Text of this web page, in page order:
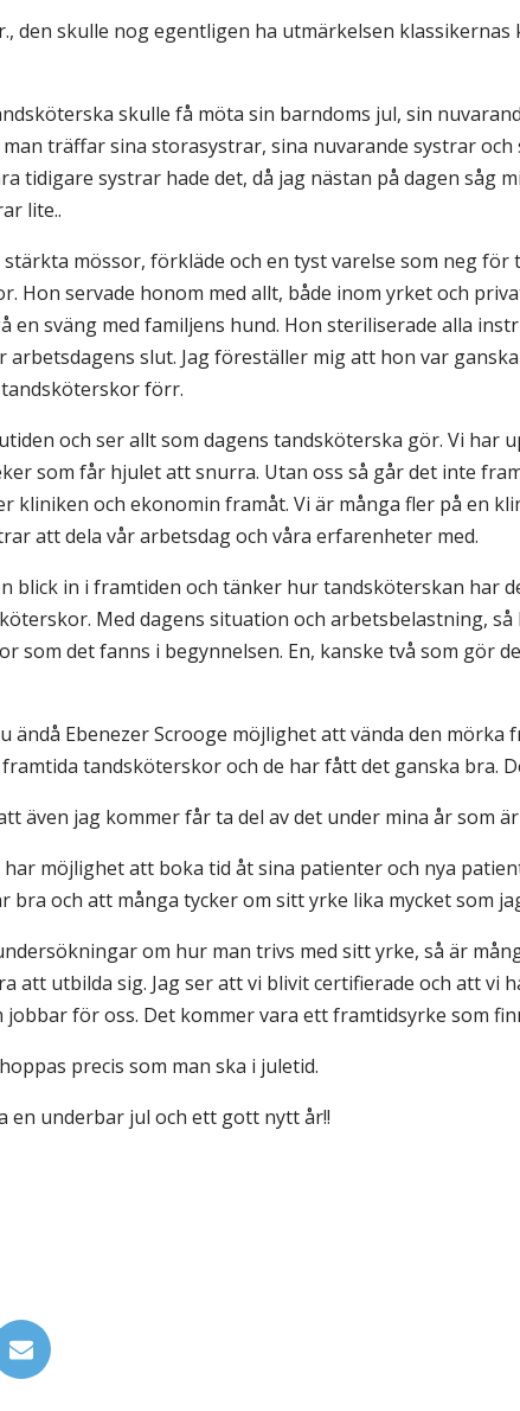
den skulle nog egentligen ha utmärkelsen klassikernas
skulle få möta sin barndoms jul, sin
träffar sina storasystrar, sina nuvarande systrar
tidigare systrar hade det, då jag nästan på dagen såg
lite..
stärkta mössor, förkläde och en tyst varelse som neg för
Hon servade honom med allt, både inom yrket och
en sväng med familjens hund. Hon steriliserade alla
slut. Jag föreställer mig att hon var
förr.
och ser allt som dagens tandsköterska gör. Vi har
som får hjulet att snurra. Utan oss så går det inte
kliniken och ekonomin framåt. Vi är många fler på en
att dela vår arbetsdag och våra erfarenheter med.
blick in i framtiden och tänker hur tandsköterskan har
Med dagens situation och arbetsbelastning,
som det fanns i begynnelsen. En, kanske två som gör
ändå Ebenezer Scrooge möjlighet att vända den mörka
tandsköterskor och de har fått det ganska bra.
även jag kommer får ta del av det under mina år som
har möjlighet att boka tid åt sina patienter och nya
bra och att många tycker om sitt yrke lika mycket som
om hur man trivs med sitt yrke, så är
att utbilda sig. Jag ser att vi blivit certifierade och att vi
jobbar för oss. Det kommer vara ett framtidsyrke som
precis som man ska i juletid.
en underbar jul och ett gott nytt år!!